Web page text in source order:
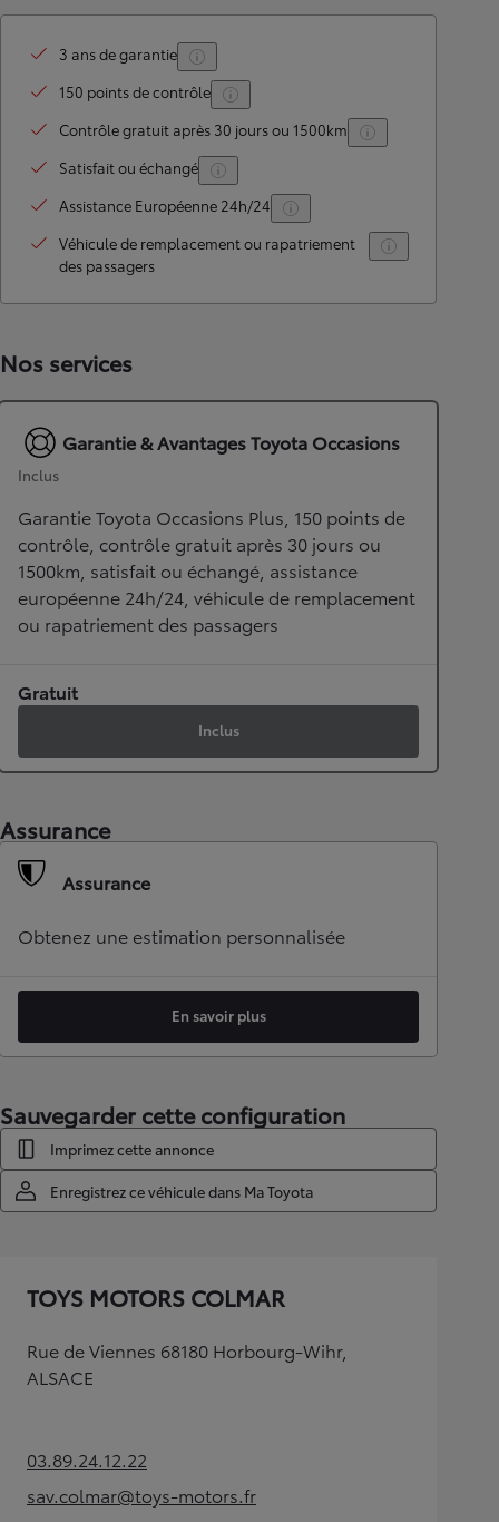
3 ans de garantie
150 points de contrôle
Contrôle gratuit après 30 jours ou 1500km
Satisfait ou échangé
Assistance Européenne 24h/24
Véhicule de remplacement ou rapatriement
des passagers
Nos services
Garantie & Avantages Toyota Occasions
Inclus
Garantie Toyota Occasions Plus, 150 points de
contrôle, contrôle gratuit après 30 jours ou
1500km, satisfait ou échangé, assistance
européenne 24h/24, véhicule de remplacement
ou rapatriement des passagers
Gratuit
Inclus
Assurance
Assurance
Obtenez une estimation personnalisée
En savoir plus
Sauvegarder cette configuration
Imprimez cette annonce
Enregistrez ce véhicule dans Ma Toyota
TOYS MOTORS COLMAR
Rue de Viennes 68180 Horbourg-Wihr,
ALSACE
03.89.24.12.22(Opens in new tab)
sav.colmar@toys-motors.fr
(Opens in new tab)